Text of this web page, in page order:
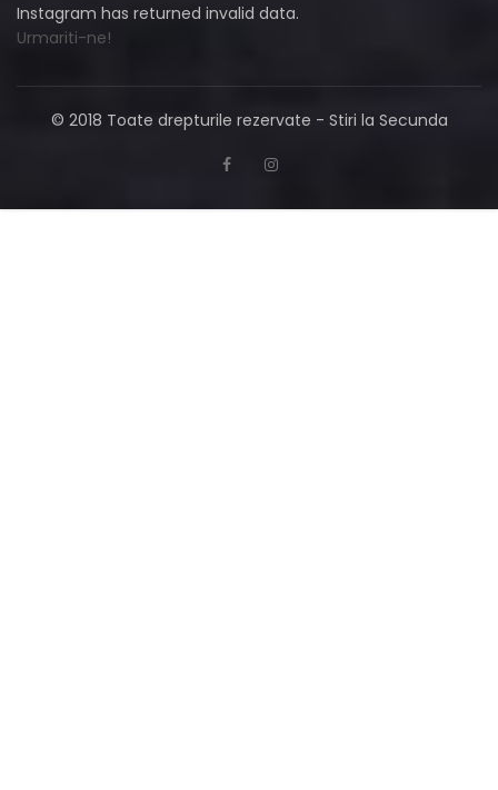
Instagram has returned invalid data.
Urmariti-ne!
© 2018 Toate drepturile rezervate - Stiri la Secunda